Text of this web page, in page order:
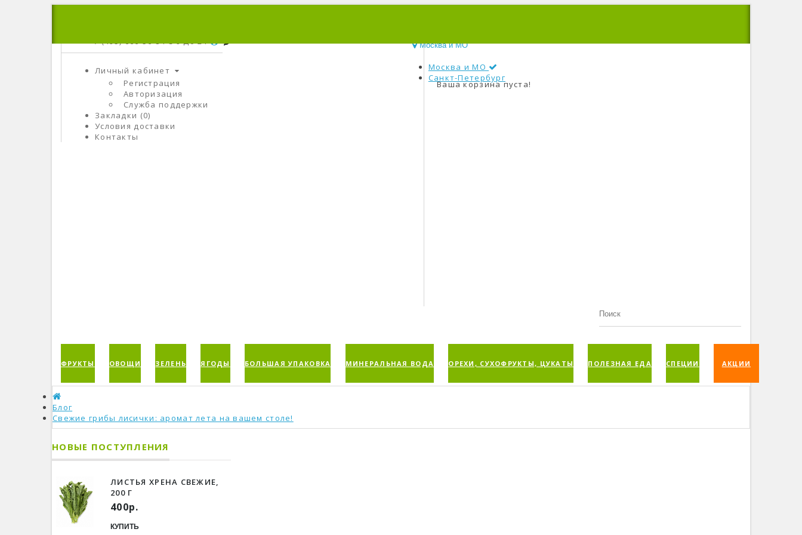
+7 (495) 666-56-84C 9 До 21
Личный кабинет
Регистрация
Авторизация
Служба поддержки
Закладки (0)
Условия доставки
Контакты
Ваша корзина пуста!
Москва и МО
Москва и МО
Санкт-Петербург
ФРУКТЫ ОВОЩИ ЗЕЛЕНЬ ЯГОДЫ БОЛЬШАЯ УПАКОВКА МИНЕРАЛЬНАЯ ВОДА ОРЕХИ, СУХОФРУКТЫ, ЦУКАТЫ ПОЛЕЗНАЯ ЕДА СПЕЦИИ АКЦИИ
Блог
Свежие грибы лисички: аромат лета на вашем столе!
НОВЫЕ ПОСТУПЛЕНИЯ
ЛИСТЬЯ ХРЕНА СВЕЖИЕ,
200 Г
400р.
КУПИТЬ